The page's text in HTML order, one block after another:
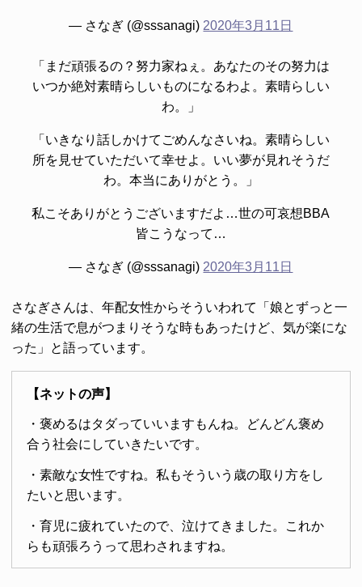
— さなぎ (@sssanagi) 2020年3月11日
「まだ頑張るの？努力家ねぇ。あなたのその努力は
いつか絶対素晴らしいものになるわよ。素晴らしい
わ。」
「いきなり話しかけてごめんなさいね。素晴らしい
所を見せていただいて幸せよ。いい夢が見れそうだ
わ。本当にありがとう。」
私こそありがとうございますだよ…世の可哀想BBA
皆こうなって…
— さなぎ (@sssanagi) 2020年3月11日
さなぎさんは、年配女性からそういわれて「娘とずっと一
緒の生活で息がつまりそうな時もあったけど、気が楽にな
った」と語っています。
【ネットの声】
・褒めるはタダっていいますもんね。どんどん褒め
合う社会にしていきたいです。
・素敵な女性ですね。私もそういう歳の取り方をし
たいと思います。
・育児に疲れていたので、泣けてきました。これか
らも頑張ろうって思わされますね。